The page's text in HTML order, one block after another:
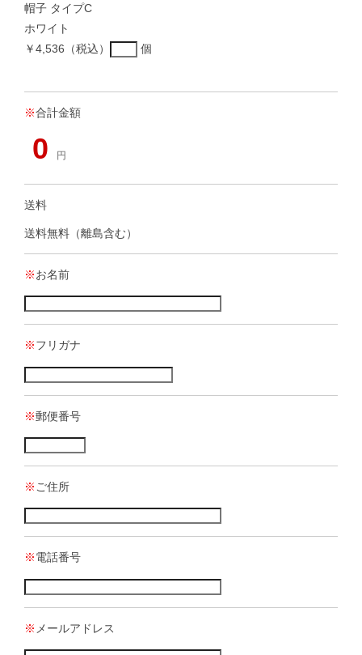
帽子 タイプC
ホワイト
￥4,536（税込）
個
※合計金額
0 円
送料
送料無料（離島含む）
※お名前
※フリガナ
※郵便番号
※ ご住所
※電話番号
※ メールアドレス